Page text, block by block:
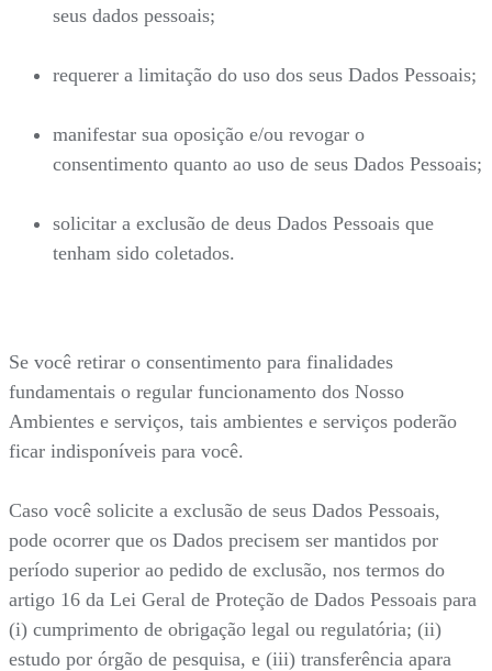
seus dados pessoais;
requerer a limitação do uso dos seus Dados Pessoais;
manifestar sua oposição e/ou revogar o
consentimento quanto ao uso de seus Dados Pessoais;
solicitar a exclusão de deus Dados Pessoais que
tenham sido coletados.
Se você retirar o consentimento para finalidades
fundamentais o regular funcionamento dos Nosso
Ambientes e serviços, tais ambientes e serviços poderão
ficar indisponíveis para você.
Caso você solicite a exclusão de seus Dados Pessoais,
pode ocorrer que os Dados precisem ser mantidos por
período superior ao pedido de exclusão, nos termos do
artigo 16 da Lei Geral de Proteção de Dados Pessoais para
(i) cumprimento de obrigação legal ou regulatória; (ii)
estudo por órgão de pesquisa, e (iii) transferência apara